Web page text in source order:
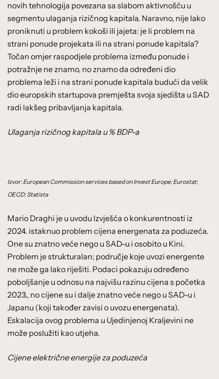
novih tehnologija povezana sa slabom aktivnošću u
segmentu ulaganja rizičnog kapitala. Naravno, nije lako
proniknuti u problem kokoši ili jajeta: je li problem na
strani ponude projekata ili na strani ponude kapitala?
Točan omjer raspodjele problema između ponude i
potražnje ne znamo, no znamo da određeni dio
problema leži i na strani ponude kapitala budući da velik
dio europskih startupova premješta svoja sjedišta u SAD
radi lakšeg pribavljanja kapitala.
Ulaganja rizičnog kapitala u % BDP-a
Izvor: European Commission services based on Invest Europe; Eurostat;
OECD; Statista
Mario Draghi je u uvodu Izvješća o konkurentnosti iz
2024. istaknuo problem cijena energenata za poduzeća.
One su znatno veće nego u SAD-u i osobito u Kini.
Problem je strukturalan; područje koje uvozi energente
ne može ga lako riješiti. Podaci pokazuju određeno
poboljšanje u odnosu na najvišu razinu cijena s početka
2023., no cijene su i dalje znatno veće nego u SAD-u i
Japanu (koji također zavisi o uvozu energenata).
Eskalacija ovog problema u Ujedinjenoj Kraljevini ne
može poslužiti kao utjeha.
Cijene električne energije za poduzeća